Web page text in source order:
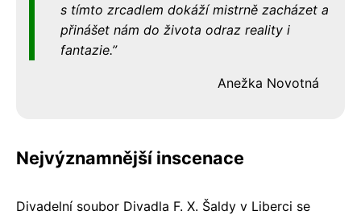
s tímto zrcadlem dokáží mistrně zacházet a
přinášet nám do života odraz reality i
fantazie.
Anežka Novotná
Nejvýznamnější inscenace
Divadelní soubor Divadla F. X. Šaldy v Liberci se